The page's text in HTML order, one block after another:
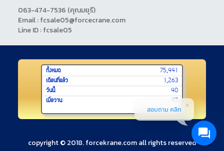
063-474-7536 (คุณมยุรี)
Email : fcsale05@forcecrane.com
Line ID : fcsale05
ทั้งหมด
75,441
เดือนที่แล้ว
1,263
วันนี้
40
เมื่อวาน
47
copyright © 2018. forcekrane.com all rights reserved
สอบถาม คลิก